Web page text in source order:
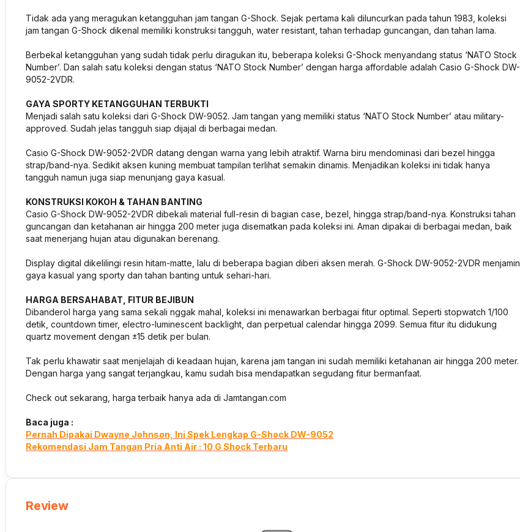
Tidak ada yang meragukan ketangguhan jam tangan G-Shock. Sejak pertama kali diluncurkan pada tahun 1983, koleksi
jam tangan G-Shock dikenal memiliki konstruksi tangguh, water resistant, tahan terhadap guncangan, dan tahan lama.
Berbekal ketangguhan yang sudah tidak perlu diragukan itu, beberapa koleksi G-Shock menyandang status ‘NATO Stock
Number’. Dan salah satu koleksi dengan status ‘NATO Stock Number’ dengan harga affordable adalah Casio G-Shock DW-
9052-2VDR.
GAYA SPORTY KETANGGUHAN TERBUKTI
Menjadi salah satu koleksi dari G-Shock DW-9052. Jam tangan yang memiliki status ‘NATO Stock Number’ atau military-
approved. Sudah jelas tangguh siap dijajal di berbagai medan.
Casio G-Shock DW-9052-2VDR datang dengan warna yang lebih atraktif. Warna biru mendominasi dari bezel hingga
strap/band-nya. Sedikit aksen kuning membuat tampilan terlihat semakin dinamis. Menjadikan koleksi ini tidak hanya
tangguh namun juga siap menunjang gaya kasual.
KONSTRUKSI KOKOH & TAHAN BANTING
Casio G-Shock DW-9052-2VDR dibekali material full-resin di bagian case, bezel, hingga strap/band-nya. Konstruksi tahan
guncangan dan ketahanan air hingga 200 meter juga disematkan pada koleksi ini. Aman dipakai di berbagai medan, baik
saat menerjang hujan atau digunakan berenang.
Display digital dikelilingi resin hitam-matte, lalu di beberapa bagian diberi aksen merah. G-Shock DW-9052-2VDR menjamin
gaya kasual yang sporty dan tahan banting untuk sehari-hari.
HARGA BERSAHABAT, FITUR BEJIBUN
Dibanderol harga yang sama sekali nggak mahal, koleksi ini menawarkan berbagai fitur optimal. Seperti stopwatch 1/100
detik, countdown timer, electro-luminescent backlight, dan perpetual calendar hingga 2099. Semua fitur itu didukung
quartz movement dengan ±15 detik per bulan.
Tak perlu khawatir saat menjelajah di keadaan hujan, karena jam tangan ini sudah memiliki ketahanan air hingga 200 meter.
Dengan harga yang sangat terjangkau, kamu sudah bisa mendapatkan segudang fitur bermanfaat.
Check out sekarang, harga terbaik hanya ada di Jamtangan.com
Baca juga :
Pernah Dipakai Dwayne Johnson, Ini Spek Lengkap G-Shock DW-9052
Rekomendasi Jam Tangan Pria Anti Air : 10 G Shock Terbaru
Review